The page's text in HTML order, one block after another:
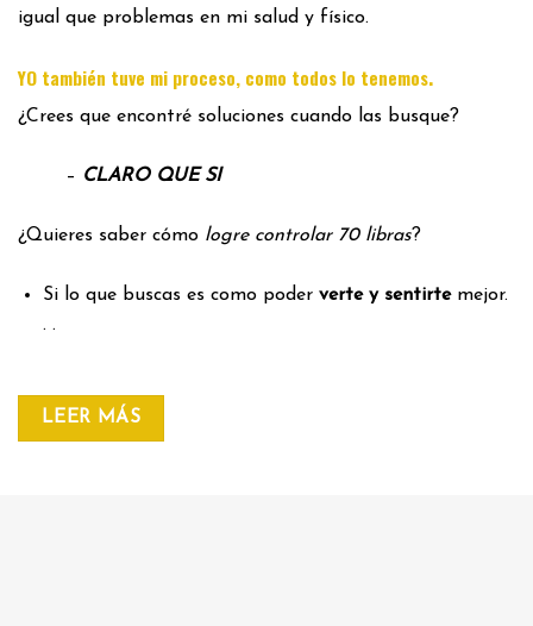
igual que problemas en mi salud y físico.
YO también tuve mi proceso, como todos lo tenemos.
¿Crees que encontré soluciones cuando las busque?
– CLARO QUE SI
¿Quieres saber cómo logre controlar 70 libras?
Si lo que buscas es como poder verte y sentirtemejor.
. .
LEER MÁS